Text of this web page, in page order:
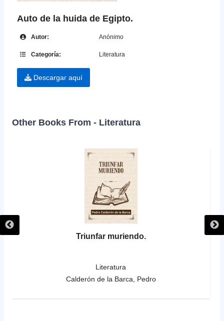
Auto de la huida de Egipto.
Autor: Anónimo
Categoría: Literatura
Descargar aquí
Other Books From - Literatura
Triunfar muriendo.
Literatura
Calderón de la Barca, Pedro